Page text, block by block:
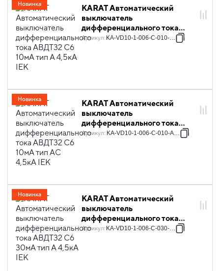
KARAT Автоматический
выключатель
дифференциального тока
АВДТ32 C6 10мА тип A 4,5кА
Артикул: KA-VD10-1-006-C-010-A-1
Новинка
KARAT Автоматический
выключатель
дифференциального тока
АВДТ32 C6 10мА тип AC 4,5кА
Артикул: KA-VD10-1-006-C-010-AC-1
Новинка
KARAT Автоматический
выключатель
дифференциального тока
АВДТ32 C6 30мА тип A 4,5кА
Артикул: KA-VD10-1-006-C-030-A-1
Новинка